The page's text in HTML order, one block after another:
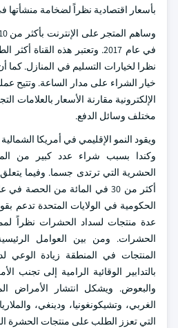
بأسعار اقتصادية نظراً لضخامة منشأتها
في عام 2017. وتعتبر هذه
نظرا لخيارات التسليم في المنازل. كما
خيار الشراء على مدار الساعة. وتتيح
الإلكترونية مقارنة الأسعار بالعلامات
مختلف وسائل الدفع.
ويقود النمو الإقليمي في أمريكا
وكندا بسبب شراء عدد كبير من
الحشرية التي ترتدى جسما. وفيما
الحكومية في الولايات المتحدة تدعم
عدة منتجات لسداد الحشرات نظراً
الحشرات. ومن بين العوامل
المنتجات في المنطقة زيادة الوعي
بالتدابير الوقائية الرامية إلى
والبعوض. ويشكل انتشار الأمراض
الغربي، وتشيكونغونيا، ودينغي،
التي تعزز الطلب على منتجات الحشرة